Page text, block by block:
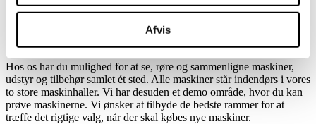
Afvis
De flestebrugte maskinerbliver grundigt gennemgået og
topklargjort på vores eget specialværksted og sælges med
reklamationsret, så du kan handle trygt.
Hos os har du mulighed for at se, røre og sammenligne maskiner,
udstyr og tilbehør samlet ét sted. Alle maskiner står indendørs i vores
to store maskinhaller. Vi har desuden et demo område, hvor du kan
prøve maskinerne. Vi ønsker at tilbyde de bedste rammer for at
træffe det rigtige valg, når der skal købes nye maskiner.